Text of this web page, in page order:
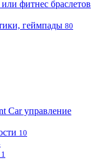
фитнес браслетов
геймпады 80
Car управление
10
1